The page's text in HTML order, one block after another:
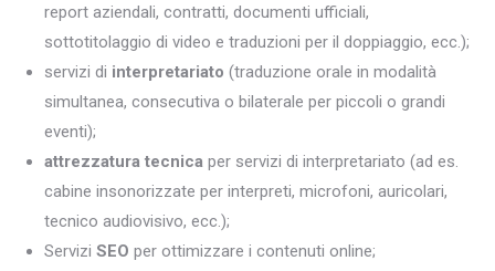
report aziendali, contratti, documenti ufficiali,
sottotitolaggio di video e traduzioni per il doppiaggio, ecc.);
servizi di interpretariato (traduzione orale in modalità
simultanea, consecutiva o bilaterale per piccoli o grandi
eventi);
attrezzatura tecnica per servizi di interpretariato (ad es.
cabine insonorizzate per interpreti, microfoni, auricolari,
tecnico audiovisivo, ecc.);
Servizi SEO per ottimizzare i contenuti online;